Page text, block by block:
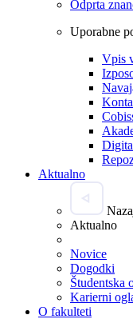
Odprta
Uporabne
Vpis
Aktualno
Aktualno
Novice
Dogodki
Študentska
Karierni
O fakulteti